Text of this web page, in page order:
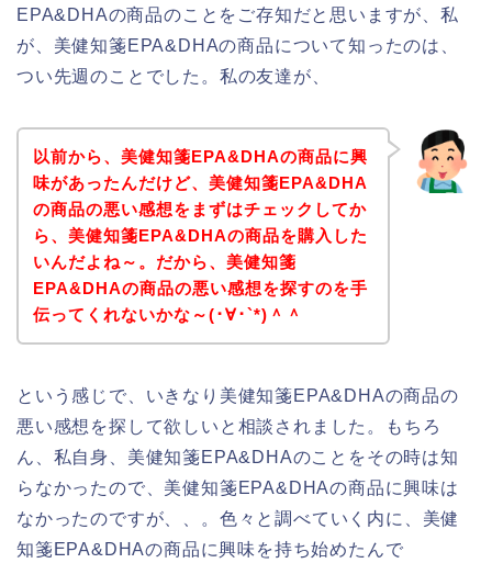
EPA&DHAの商品のことをご存知だと思いますが、私
が、美健知箋EPA&DHAの商品について知ったのは、
つい先週のことでした。私の友達が、
以前から、美健知箋EPA&DHAの商品に興
味があったんだけど、美健知箋EPA&DHA
の商品の悪い感想をまずはチェックしてか
ら、美健知箋EPA&DHAの商品を購入した
いんだよね～。だから、美健知箋
EPA&DHAの商品の悪い感想を探すのを手
伝ってくれないかな～(･∀･`*)＾＾
という感じで、いきなり美健知箋EPA&DHAの商品の
悪い感想を探して欲しいと相談されました。もちろ
ん、私自身、美健知箋EPA&DHAのことをその時は知
らなかったので、美健知箋EPA&DHAの商品に興味は
なかったのですが、、。色々と調べていく内に、美健
知箋EPA&DHAの商品に興味を持ち始めたんで